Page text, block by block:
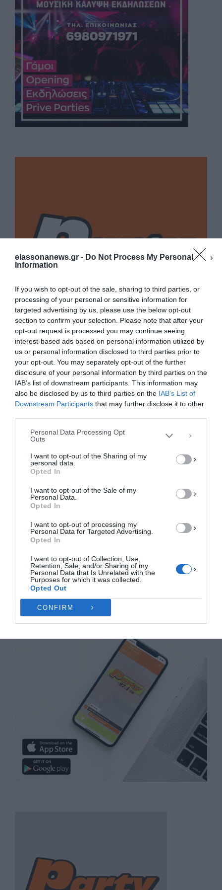
elassonanews.gr - Do Not Process My Personal
Information
If you wish to opt-out of the sale, sharing to third parties, or
processing of your personal or sensitive information for
targeted advertising by us, please use the below opt-out
section to confirm your selection. Please note that after your
opt-out request is processed you may continue seeing
interest-based ads based on personal information utilized by
us or personal information disclosed to third parties prior to
your opt-out. You may separately opt-out of the further
disclosure of your personal information by third parties on the
IAB’s list of downstream participants. This information may
also be disclosed by us to third parties on the IAB’s List of
Downstream Participants that may further disclose it to other
Personal Data Processing Opt
Outs
I want to opt-out of the Sharing of my
personal data.
Opted In
I want to opt-out of the Sale of my
Personal Data.
Opted In
I want to opt-out of processing my
Personal Data for Targeted Advertising.
Opted In
I want to opt-out of Collection, Use,
Retention, Sale, and/or Sharing of my
Personal Data that Is Unrelated with the
Purposes for which it was collected.
Opted Out
CONFIRM
Διαχείριση Συγκατάθεσης
Για να παρέχουμε την καλύτερη εμπειρία, χρησιμοποιούμε τεχνολογίες όπως
cookies για την αποθήκευση ή/και την πρόσβαση σε πληροφορίες συσκευών.
Η συγκατάθεση για τις εν λόγω τεχνολογίες θα μας επιτρέψει να
επεξεργαστούμε δεδομένα προσωπικού χαρακτήρα, όπως συμπεριφορά
συγκατάθεση ή η ανάκληση της συγκατάθεσης, μπορεί να επηρεάσει
αρνητικά ορισμένες λειτουργίες και δυνατότητες.
ΠΡΟΒΟΛΉ ΠΡΟΤΙΜΉΣΕΩΝ
Πολιτική Cookies